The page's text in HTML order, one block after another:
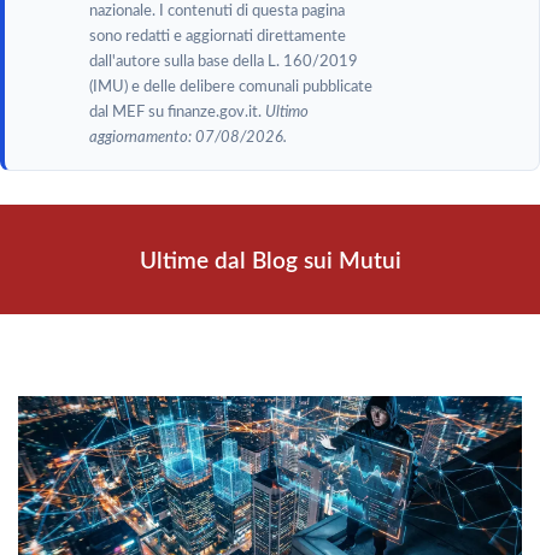
nazionale. I contenuti di questa pagina
sono redatti e aggiornati direttamente
dall'autore sulla base della L. 160/2019
(IMU) e delle delibere comunali pubblicate
dal MEF su finanze.gov.it. Ultimo
aggiornamento: 07/08/2026.
Ultime dal Blog sui Mutui